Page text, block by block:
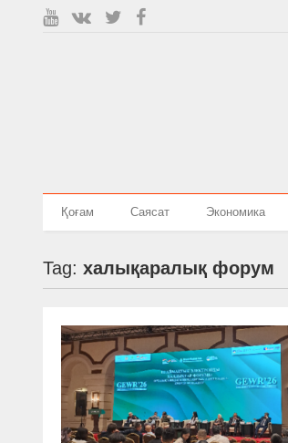
Қоғам Саясат Экономика
Tag:халықаралық форум